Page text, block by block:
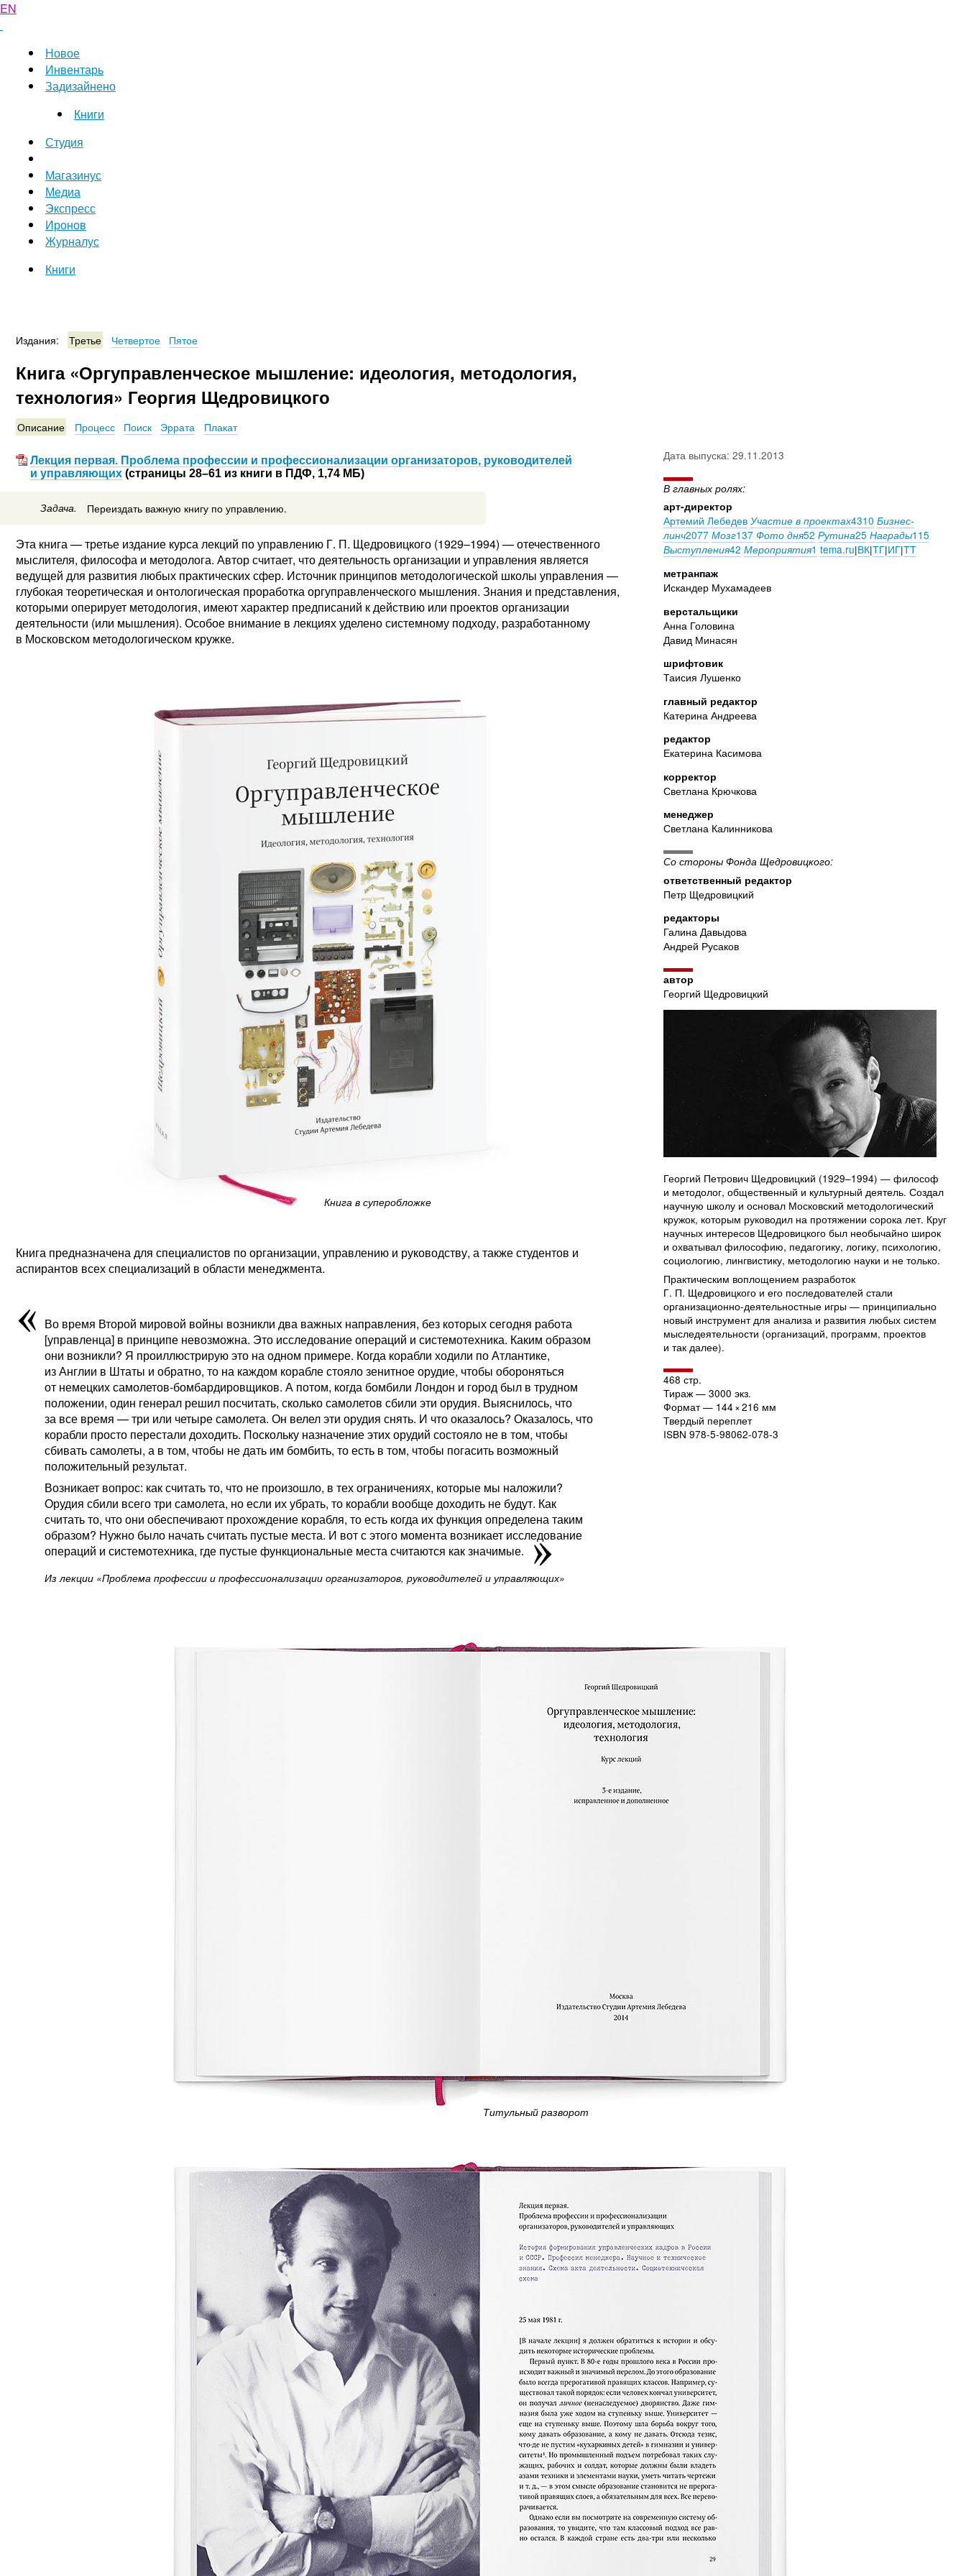
EN
Новое
Инвентарь
Задизайнено
Книги
Студия
Магазинус
Медиа
Экспресс
Иронов
Журналус
Книги
Издания: Третье Четвертое Пятое
Книга «Оргуправленческое мышление: идеология, методология,
технология» Георгия Щедровицкого
Описание Процесс Поиск Эррата Плакат
Лекция первая. Проблема профессии и профессионализации организаторов, руководителей
и управляющих (страницы 28–61 из книги в ПДФ, 1,74 МБ)
Задача. Переиздать важную книгу по управлению.
Эта книга — третье издание курса лекций по управлению Г. П. Щедровицкого (1929–1994) — отечественного
мыслителя, философа и методолога. Автор считает, что деятельность организации и управления является
ведущей для развития любых практических сфер. Источник принципов методологической школы управления —
глубокая теоретическая и онтологическая проработка оргуправленческого мышления. Знания и представления,
которыми оперирует методология, имеют характер предписаний к действию или проектов организации
деятельности (или мышления). Особое внимание в лекциях уделено системному подходу, разработанному
в Московском методологическом кружке.
Книга в суперобложке
Книга предназначена для специалистов по организации, управлению и руководству, а также студентов и
аспирантов всех специализаций в области менеджмента.
Во время Второй мировой войны возникли два важных направления, без которых сегодня работа
[управленца] в принципе невозможна. Это исследование операций и системотехника. Каким образом
они возникли? Я проиллюстрирую это на одном примере. Когда корабли ходили по Атлантике,
из Англии в Штаты и обратно, то на каждом корабле стояло зенитное орудие, чтобы обороняться
от немецких самолетов-бомбардировщиков. А потом, когда бомбили Лондон и город был в трудном
положении, один генерал решил посчитать, сколько самолетов сбили эти орудия. Выяснилось, что
за все время — три или четыре самолета. Он велел эти орудия снять. И что оказалось? Оказалось, что
корабли просто перестали доходить. Поскольку назначение этих орудий состояло не в том, чтобы
сбивать самолеты, а в том, чтобы не дать им бомбить, то есть в том, чтобы погасить возможный
положительный результат.
Возникает вопрос: как считать то, что не произошло, в тех ограничениях, которые мы наложили?
Орудия сбили всего три самолета, но если их убрать, то корабли вообще доходить не будут. Как
считать то, что они обеспечивают прохождение корабля, то есть когда их функция определена таким
образом? Нужно было начать считать пустые места. И вот с этого момента возникает исследование
операций и системотехника, где пустые функциональные места считаются как значимые.
Из лекции «Проблема профессии и профессионализации организаторов, руководителей и управляющих»
Дата выпуска: 29.11.2013
В главных ролях:
арт-директор
Артемий Лебедев Участие в проектах4310 Бизнес-
линч2077 Мозг137 Фото дня52 Рутина25 Награды115
Выступления42 Мероприятия1 tema.ru|ВК|ТГ|ИГ|ТТ
метранпаж
Искандер Мухамадеев
верстальщики
Анна Головина
Давид Минасян
шрифтовик
Таисия Лушенко
главный редактор
Катерина Андреева
редактор
Екатерина Касимова
корректор
Светлана Крючкова
менеджер
Светлана Калинникова
Со стороны Фонда Щедровицкого:
ответственный редактор
Петр Щедровицкий
редакторы
Галина Давыдова
Андрей Русаков
автор
Георгий Щедровицкий
Георгий Петрович Щедровицкий (1929–1994) — философ
и методолог, общественный и культурный деятель. Создал
научную школу и основал Московский методологический
кружок, которым руководил на протяжении сорока лет. Круг
научных интересов Щедровицкого был необычайно широк
и охватывал философию, педагогику, логику, психологию,
социологию, лингвистику, методологию науки и не только.
Практическим воплощением разработок
Г. П. Щедровицкого и его последователей стали
организационно-деятельностные игры — принципиально
новый инструмент для анализа и развития любых систем
мыследеятельности (организаций, программ, проектов
и так далее).
468 стр.
Тираж — 3000 экз.
Формат — 144 ×216 мм
Твердый переплет
ISBN 978-5-98062-078-3
Титульный разворот